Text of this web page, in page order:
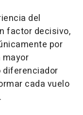
del
factor decisivo,
por
diferenciador
cada vuelo